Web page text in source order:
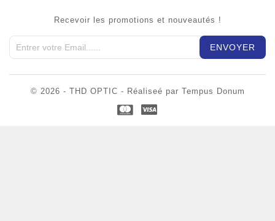
Recevoir les promotions et nouveautés !
© 2026 - THD OPTIC - Réaliseé par Tempus Donum